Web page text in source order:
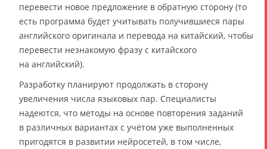
перевести новое предложение в обратную сторону (то
есть программа будет учитывать получившиеся пары
английского оригинала и перевода на китайский, чтобы
перевести незнакомую фразу с китайского
на английский).
Разработку планируют продолжать в сторону
увеличения числа языковых пар. Специалисты
надеются, что методы на основе повторения заданий
в различных вариантах с учётом уже выполненных
пригодятся в развитии нейросетей, в том числе,